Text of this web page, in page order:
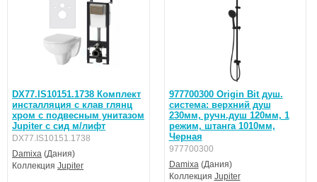
DX77.IS10151.1738 Комплект
инсталляция с клав глянц
хром с подвесным унитазом
Jupiter с сид м/лифт
DX77.IS10151.1738
Damixa (Дания)
Коллекция Jupiter
977700300 Origin Bit душ.
система: верхний душ
230мм, ручн.душ 120мм, 1
режим, штанга 1010мм,
Черная
977700300
Damixa(Дания)
Коллекция Jupiter